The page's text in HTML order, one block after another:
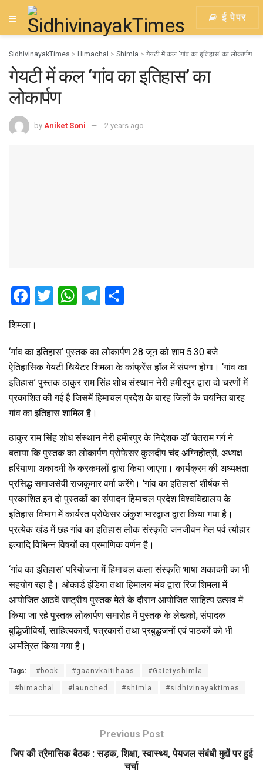
ई पेपर
SidhivinayakTimes > Himachal > Shimla > गेयटी में कल ‘गांव का इतिहास’ का लोकार्पण
गेयटी में कल ‘गांव का इतिहास’ का
लोकार्पण
by Aniket Soni 2 years ago
F
ce
b
o
o
k
T
er
W
s
A
p
p
T
gr
a
m
e
शिमला।
‘गांव का इतिहास’ पुस्तक का लोकार्पण 28 जून को शाम 5:30 बजे
ऐतिहासिक गेयटी थियेटर शिमला के कांफ्रेंस हॉल में संपन्न होगा। ‘गांव का
इतिहास’ पुस्तक ठाकुर राम सिंह शोध संस्थान नेरी हमीरपुर द्वारा दो चरणों में
प्रकाशित की गई है जिसमें हिमाचल प्रदेश के बारह जिलों के चयनित बारह
गांव का इतिहास शामिल है।
ठाकुर राम सिंह शोध संस्थान नेरी हमीरपुर के निदेशक डॉ चेतराम गर्ग ने
बताया कि पुस्तक का लोकार्पण प्रोफेसर कुलदीप चंद अग्निहोत्री, अध्यक्ष
हरियाणा अकादमी के करकमलों द्वारा किया जाएगा। कार्यक्रम की अध्यक्षता
प्रसिद्ध समाजसेवी राजकुमार वर्मा करेंगे। ‘गांव का इतिहास’ शीर्षक से
प्रकाशित इन दो पुस्तकों का संपादन हिमाचल प्रदेश विश्वविद्यालय के
इतिहास विभाग में कार्यरत प्रोफेसर अंकुश भारद्वाज द्वारा किया गया है।
प्रत्येक खंड में छह गांव का इतिहास लोक संस्कृति जनजीवन मेल पर्व त्यौहार
इत्यादि विभिन्न विषयों का प्रमाणिक वर्णन है।
‘गांव का इतिहास’ परियोजना में हिमाचल कला संस्कृति भाषा अकादमी का भी
सहयोग रहा है। ओकार्ड इंडिया तथा हिमालय मंच द्वारा रिज शिमला में
आयोजित आठवें राष्ट्रीय पुस्तक मेले के दौरान आयोजित साहित्य उत्सव में
किया जा रहे पुस्तक लोकार्पण समारोह में पुस्तक के लेखकों, संपादक
बुद्धिजीवियों, साहित्यकारों, पत्रकारों तथा प्रबुद्धजनों एवं पाठकों को भी
आमंत्रित किया गया है।
Tags: #book #gaanvkaitihaas #Gaietyshimla
#himachal #launched #shimla #sidhivinayaktimes
Previous Post
जिप की त्रैमासिक बैठक : सड़क, शिक्षा, स्वास्थ्य, पेयजल संबंधी मुद्दों पर हुई
चर्चा